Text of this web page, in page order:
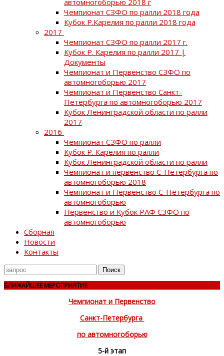
Чемпионат СЗФО по ралли 2018 года
Кубок Р.Карелия по ралли 2018 года
2017
Чемпионат СЗФО по ралли 2017 г.
Кубок Р. Карелия по ралли 2017 |
Документы
Чемпионат и Первенство СЗФО по
автомногоборью 2017
Чемпионат и Первенство Санкт-
Петербурга по автомногоборью 2017
Кубок Ленинградской области по ралли
2017
2016
Чемпионат СЗФО по ралли
Кубок Р. Карелия по ралли
Кубок Ленинградской области по ралли
Чемпионат и первенство С-Петербурга по
автомногоборью 2018
Чемпионат и Первенство С-Петербурга по
автомногоборью
Первенство и Кубок РАФ СЗФО по
автомногоборью
Сборная
Новости
Контакты
Поиск
для
БЛИЖАЙШЕЕ МЕРОПРИЯТИЕ
Чемпионат и Первенство
Санкт-Петербурга
по автомногоборью
5-й этап